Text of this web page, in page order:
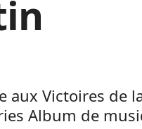
aux Victoires de
Album de